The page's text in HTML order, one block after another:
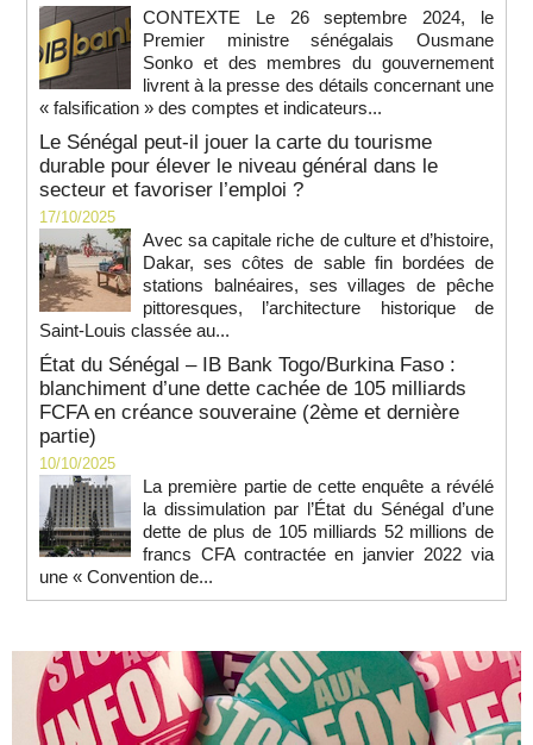
CONTEXTE Le 26 septembre 2024, le
Premier ministre sénégalais Ousmane
Sonko et des membres du gouvernement
livrent à la presse des détails concernant une
« falsification » des comptes et indicateurs...
Le Sénégal peut-il jouer la carte du tourisme
durable pour élever le niveau général dans le
secteur et favoriser l’emploi ?
17/10/2025
Avec sa capitale riche de culture et d’histoire,
Dakar, ses côtes de sable fin bordées de
stations balnéaires, ses villages de pêche
pittoresques, l’architecture historique de
Saint-Louis classée au...
État du Sénégal – IB Bank Togo/Burkina Faso :
blanchiment d’une dette cachée de 105 milliards
FCFA en créance souveraine (2ème et dernière
partie)
10/10/2025
La première partie de cette enquête a révélé
la dissimulation par l’État du Sénégal d’une
dette de plus de 105 milliards 52 millions de
francs CFA contractée en janvier 2022 via
une « Convention de...